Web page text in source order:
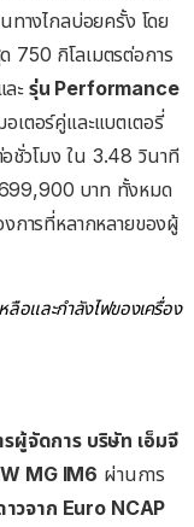
ทางไกลบ่อยครั้ง โดย
750 กิโลเมตรต่อการ
ะ รุ่น Performance
เตอร์คู่และแบตเตอรี่
ชั่วโมง ใน 3.48 วินาที
บาท ทั้งหมด
การที่หลากหลายของผู้
ลือและกำลังไฟของเครื่อง
รผู้จัดการ บริษัท เอ็มจี
MG IM6 ผ่านการ
าวจาก Euro NCAP